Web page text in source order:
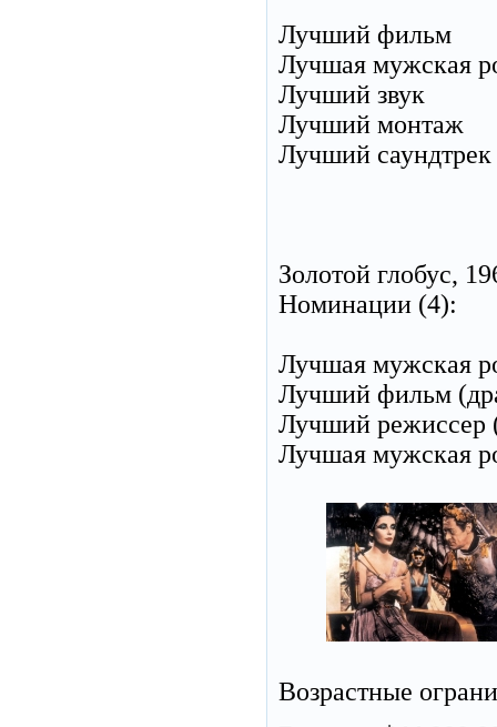
Лучший фильм
Лучшая мужская
Лучший звук
Лучший монтаж
Лучший саундтрек
Золотой глобус,
Номинации (4):
Лучшая мужская
Лучший фильм
Лучший режиссер
Лучшая мужская
Возрастные